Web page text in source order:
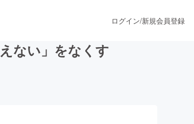
ログイン/新規会員登録
ない」をなくす